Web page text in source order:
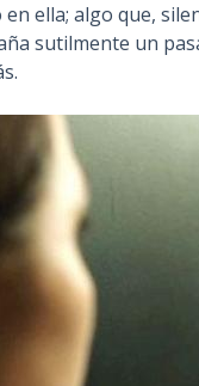
ella; algo que,
sutilmente un